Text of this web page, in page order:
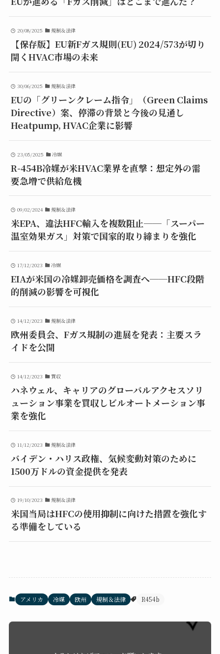
20/08/2025 規制＆法律
【保存版】EU新Fガス規則(EU) 2024/573が切り
開くHVAC市場の未来
30/06/2025 規制＆法律
EUの「グリーンクレーム指令」（Green Claims
Directive）案、停滞の背景と今後の見通し
Heatpump, HVAC企業に影響
23/05/2025 冷媒
R-454B冷媒が米HVAC業界を直撃：想定外の需
要急増で供給危機
09/02/2024 規制＆法律
米EPA、違法HFC輸入を複数阻止──「スーパー
温室効果ガス」対策で国家的取り締まりを強化
17/12/2023 冷媒
EIAが米国の冷媒卸売価格を調査へ──HFC段階
的削減の影響を可視化
14/12/2023 規制＆法律
欧州委員会、Fガス規制の進展を発表：主要スラ
イドを公開
14/12/2023 買収
ハネウェル、キャリアのグローバルアクセスソリ
ューション事業を買収しビルオートメーション事
業を強化
11/12/2023 規制＆法律
バイデン・ハリス政権、気候変動対策のために
1500万ドルの資金提供を発表
19/10/2023 規制＆法律
米国当局はHFCの使用抑制に向けた措置を強化す
る準備をしている
アメリカ 冷媒 欧州 規制＆法律 R454b